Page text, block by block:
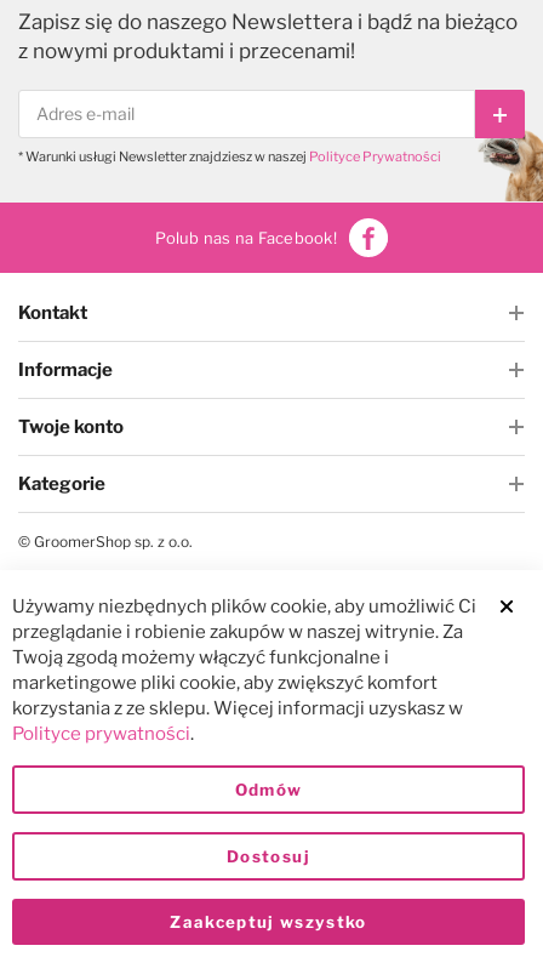
Zapisz się do naszego Newslettera i bądź na bieżąco
z nowymi produktami i przecenami!
* Warunki usługi Newsletter znajdziesz w naszej Polityce Prywatności
Polub nas na Facebook!
Kontakt
Informacje
Twoje konto
Kategorie
© GroomerShop sp. z o.o.
Używamy niezbędnych plików cookie, aby umożliwić Ci
przeglądanie i robienie zakupów w naszej witrynie. Za
Twoją zgodą możemy włączyć funkcjonalne i
marketingowe pliki cookie, aby zwiększyć komfort
korzystania z ze sklepu. Więcej informacji uzyskasz w
Polityce prywatności.
Zaakceptuj wszystko
Dostosuj
Odmów